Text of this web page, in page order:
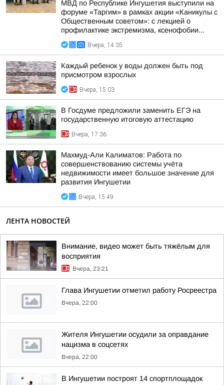
МВД по Республике Ингушетия выступили на
форуме «Таргим» в рамках акции «Каникулы с
Общественным советом»: с лекцией о
профилактике экстремизма, ксенофобии...
Вчера, 14:35
Каждый ребенок у воды должен быть под
присмотром взрослых
Вчера, 15:03
В Госдуме предложили заменить ЕГЭ на
государственную итоговую аттестацию
Вчера, 17:36
Махмуд-Али Калиматов: Работа по
совершенствованию системы учёта
недвижимости имеет большое значение для
развития Ингушетии
Вчера, 15:49
ЛЕНТА НОВОСТЕЙ
Внимание, видео может быть тяжёлым для
восприятия
Вчера, 23:21
Глава Ингушетии отметил работу Росреестра
Вчера, 22:00
Жителя Ингушетии осудили за оправдание
нацизма в соцсетях
Вчера, 22:00
В Ингушетии построят 14 спортплощадок